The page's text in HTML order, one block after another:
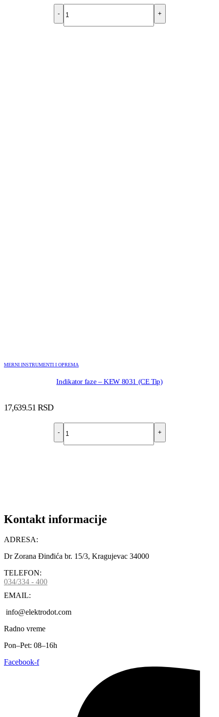
- +
MERNI INSTRUMENTI I OPREMA
Indikator faze – KEW 8031 (CE Tip)
17,639.51 RSD
- +
Kontakt informacije
ADRESA:
Dr Zorana Đinđića br. 15/3, Kragujevac 34000
TELEFON:
034/334 - 400
EMAIL:
info@elektrodot.com
Radno vreme
Pon–Pet: 08–16h
Facebook-f